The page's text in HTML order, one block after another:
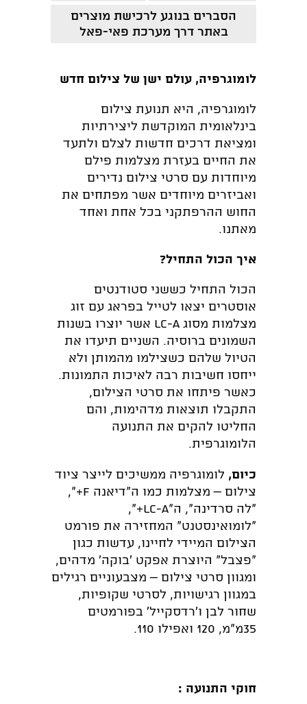
הסברים בנוגע לרכישת מוצרים
באתר דרך מערכת פאי-פאל
לומוגרפיה, עולם ישן של צילום חדש
לומוגרפיה, היא תנועת צילום
בינלאומית המוקדשת ליצירתיות
ומציאת דרכים חדשות לצלם ולתעד
את החיים בעזרת מצלמות פילם
מיוחדות עם סרטי צילום נדירים
ואביזרים מיוחדים אשר מפתחים את
החוש ההרפתקני בכל אחת ואחד
מאתנו.
איך הכול התחיל?
הכול התחיל כששני סטודנטים
אוסטרים יצאו לטייל בפראג עם זוג
מצלמות מסוג LC-A אשר יוצרו בשנות
השמונים ברוסיה. השניים תיעדו את
הטיול שלהם כשצילמו מהמותן ולא
ייחסו חשיבות רבה לאיכות התמונות.
כאשר פיתחו את סרטי הצילום,
התקבלו תוצאות מדהימות, והם
החליטו להקים את התנועה
הלומוגרפית.
כיום, לומוגרפיה ממשיכים לייצר ציוד
צילום – מצלמות כמו ה"דיאנה F+",
"לה סרדינה", ה"LC-A+",
"לומואינסטנט" המחזירה את פורמט
הצילום המיידי לחיינו, עדשות כגון
"פצבל" היוצרת אפקט 'בוקה' מדהים,
ומגוון סרטי צילום – מצבעוניים רגילים
במגוון רגישויות, לסרטי שקופיות,
שחור לבן ו'רדסקייל' בפורמטים
35מ"מ, 120 ואפילו 110.
חוקי התנועה :